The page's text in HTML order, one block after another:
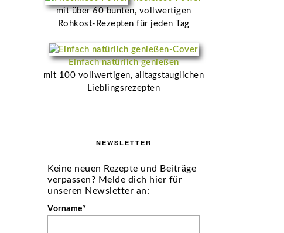
mit über 60 bunten, vollwertigen
Rohkost-Rezepten für jeden Tag
Einfach natürlich genießen
mit 100 vollwertigen, alltagstauglichen
Lieblingsrezepten
NEWSLETTER
Keine neuen Rezepte und Beiträge
verpassen? Melde dich hier für
unseren Newsletter an:
Vorname*